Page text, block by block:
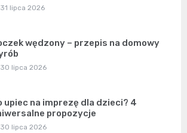
31 lipca 2026
wędzony – przepis na domowy
30 lipca 2026
upiec na imprezę dla dzieci? 4
propozycje
30 lipca 2026